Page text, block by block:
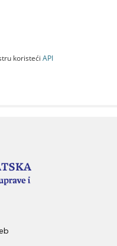
koristeći API